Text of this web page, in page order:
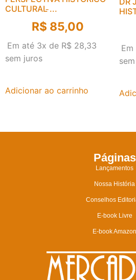
CULTURAL ̵...
R$ 85,00
Em até 3x de R$ 28,33
sem juros
Adicionar ao carrinho
Páginas
Lançamentos
Nossa História
Conselhos
E-book Livre
E-book Amazon